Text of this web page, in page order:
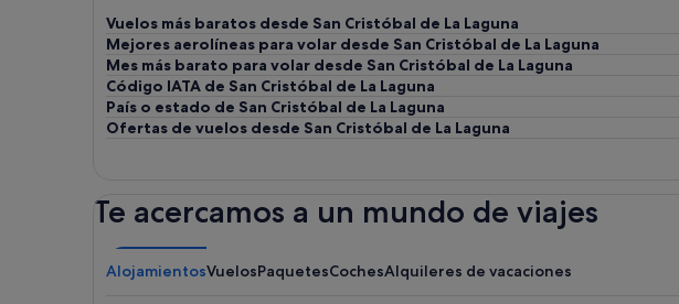
Vuelos más baratos desde San Cristóbal de La Laguna
Mejores aerolíneas para volar desde San Cristóbal de La Laguna
Mes más barato para volar desde San Cristóbal de La Laguna
Código IATA de San Cristóbal de La Laguna
País o estado de San Cristóbal de La Laguna
Ofertas de vuelos desde San Cristóbal de La Laguna
Te acercamos a un mundo de viajes
AlojamientosVuelosPaquetesCochesAlquileres de vacaciones